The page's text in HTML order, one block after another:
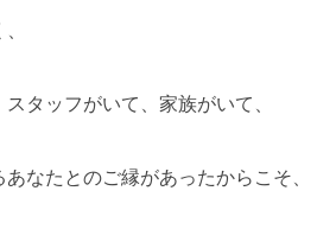
タッフがいて、家族がいて、
なたとのご縁があったからこそ、